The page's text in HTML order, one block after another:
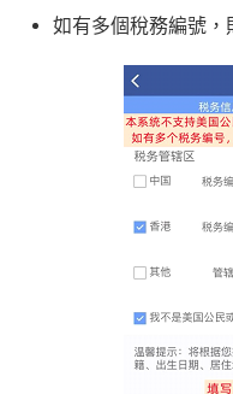
如有多個稅務編號，